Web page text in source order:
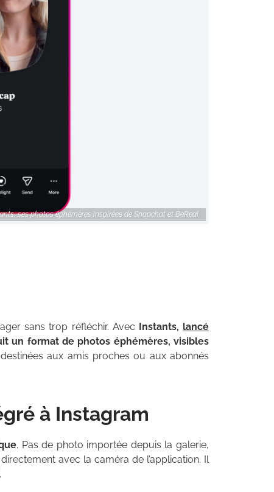
ses photos éphémères inspirées de Snapchat et BeReal
sans trop réfléchir. Avec Instants, lancé
un format de photos éphémères, visibles
aux amis proches ou aux abonnés
à Instagram
. Pas de photo importée depuis la galerie,
avec la caméra de l’application. Il